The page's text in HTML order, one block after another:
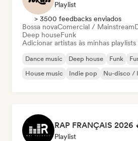
Playlist
> 3500 feedbacks enviados
Bossa novaComercial / Mainstream
Deep houseFunk
Adicionar artistas às minhas
Dance music Deep house Funk
House music
Indie pop Nu-disco /
Playlist